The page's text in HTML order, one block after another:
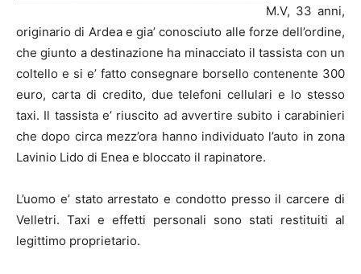
M.V, 33 anni,
originario di Ardea e gia’ conosciuto alle forze dell’ordine,
che giunto a destinazione ha minacciato il tassista con un
coltello e si e’ fatto consegnare borsello contenente 300
euro, carta di credito, due telefoni cellulari e lo stesso
taxi. Il tassista e’ riuscito ad avvertire subito i carabinieri
che dopo circa mezz’ora hanno individuato l’auto in zona
Lavinio Lido di Enea e bloccato il rapinatore.
L’uomo e’ stato arrestato e condotto presso il carcere di
Velletri. Taxi e effetti personali sono stati restituiti al
legittimo proprietario.